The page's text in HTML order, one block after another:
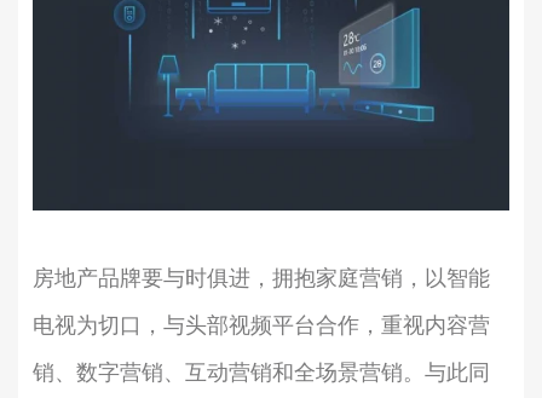
房地产品牌要与时俱进，拥抱家庭营销，以智能
电视为切口，与头部视频平台合作，重视内容营
销、数字营销、互动营销和全场景营销。与此同